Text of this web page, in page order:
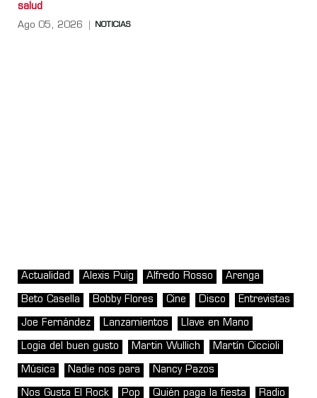
salud
Ago 05, 2026 NOTICIAS
Actualidad Alexis Puig Alfredo Rosso Arenga
Beto Casella Bobby Flores Cine Disco Entrevistas
Joe Fernández Lanzamientos Llave en Mano
Logia del buen gusto Martin Wullich Martín Ciccioli
Música Nadie nos para Nancy Pazos
Nos Gusta El Rock Pop Quién paga la fiesta Radio